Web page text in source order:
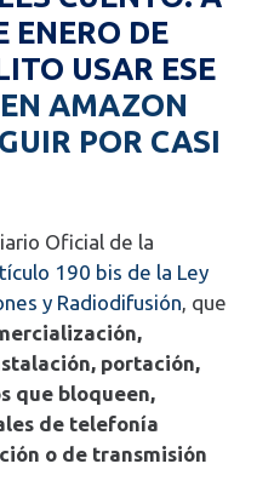
ENERO DE
USAR ESE
EN AMAZON
POR CASI
Oficial de la
190 bis de la Ley
y Radiodifusión, que
portación,
que bloqueen,
de telefonía
o de transmisión